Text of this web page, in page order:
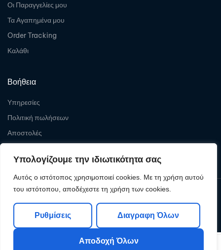
Υπολογίζουμε την ιδιωτικότητα σας
Αυτός ο ιστότοπος χρησιμοποιεί cookies. Με τη χρήση αυτού
του ιστότοπου, αποδέχεστε τη χρήση των cookies.
Ρυθμίσεις Διαγραφη Όλων
Αποδοχή Όλων
Οι Παραγγελίες μου
Τα Αγαπημένα μου
Order Tracking
Καλάθι
Βοήθεια
Υπηρεσίες
Πολιτική πωλήσεων
Αποστολές
Copyright © 2026Levelcom| Powered by Levelcom